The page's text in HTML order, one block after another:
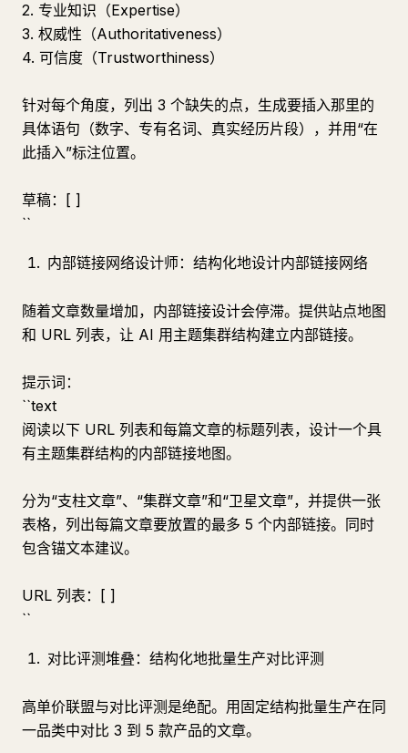
2. 专业知识（Expertise）
3. 权威性（Authoritativeness）
4. 可信度（Trustworthiness）
针对每个角度，列出 3 个缺失的点，生成要插入那里的
具体语句（数字、专有名词、真实经历片段），并用“在
此插入”标注位置。
草稿：[ ]
``
内部链接网络设计师：结构化地设计内部链接网络
随着文章数量增加，内部链接设计会停滞。提供站点地图
和 URL 列表，让 AI 用主题集群结构建立内部链接。
提示词：
``text
阅读以下 URL 列表和每篇文章的标题列表，设计一个具
有主题集群结构的内部链接地图。
分为“支柱文章”、“集群文章”和“卫星文章”，并提供一张
表格，列出每篇文章要放置的最多 5 个内部链接。同时
包含锚文本建议。
URL 列表：[ ]
``
对比评测堆叠：结构化地批量生产对比评测
高单价联盟与对比评测是绝配。用固定结构批量生产在同
一品类中对比 3 到 5 款产品的文章。